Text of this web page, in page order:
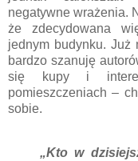
negatywne wrażenia.
że zdecydowana
jednym budynku. Już
bardzo szanuję
się kupy i
pomieszczeniach –
sobie.
„Kto w